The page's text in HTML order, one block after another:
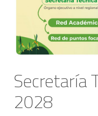
Secretaría
2028